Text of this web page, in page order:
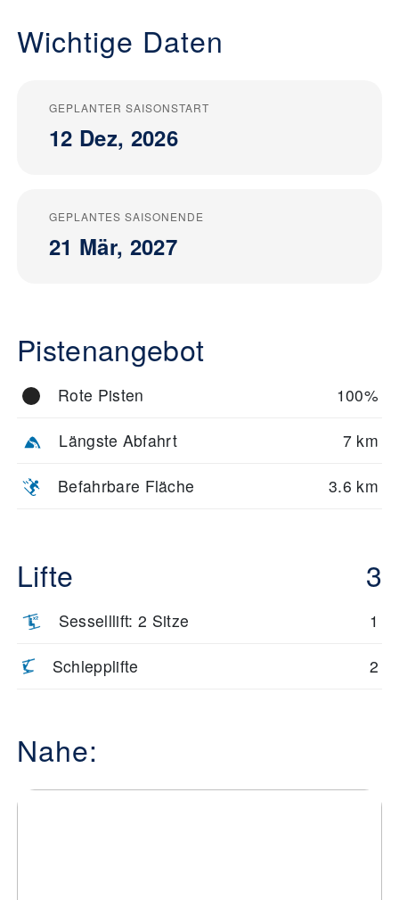
Wichtige Daten
GEPLANTER SAISONSTART
12 Dez, 2026
GEPLANTES SAISONENDE
21 Mär, 2027
Pistenangebot
Rote Pisten 100%
Längste Abfahrt 7 km
Befahrbare Fläche 3.6 km
Lifte 3
Sesselllift: 2 Sitze 1
Schlepplifte 2
Nahe: